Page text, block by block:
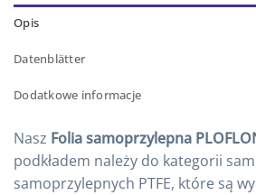
Opis
Datenblätter
Dodatkowe informacje
Nasz Folia samoprzylepna
podkładem należy do kategorii
samoprzylepnych PTFE, które są